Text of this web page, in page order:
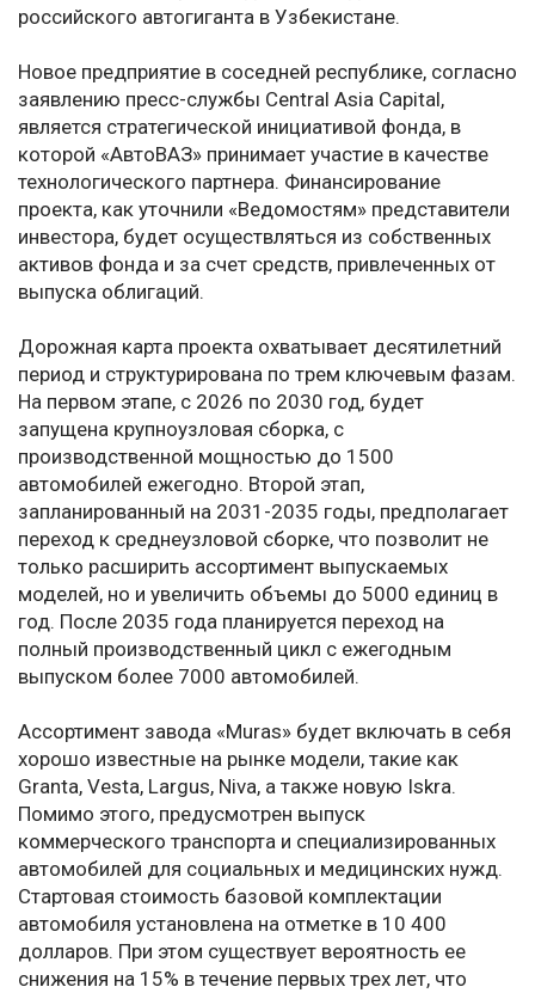
российского автогиганта в Узбекистане.
Новое предприятие в соседней республике, согласно
заявлению пресс-службы Central Asia Capital,
является стратегической инициативой фонда, в
которой «АвтоВАЗ» принимает участие в качестве
технологического партнера. Финансирование
проекта, как уточнили «Ведомостям» представители
инвестора, будет осуществляться из собственных
активов фонда и за счет средств, привлеченных от
выпуска облигаций.
Дорожная карта проекта охватывает десятилетний
период и структурирована по трем ключевым фазам.
На первом этапе, с 2026 по 2030 год, будет
запущена крупноузловая сборка, с
производственной мощностью до 1500
автомобилей ежегодно. Второй этап,
запланированный на 2031-2035 годы, предполагает
переход к среднеузловой сборке, что позволит не
только расширить ассортимент выпускаемых
моделей, но и увеличить объемы до 5000 единиц в
год. После 2035 года планируется переход на
полный производственный цикл с ежегодным
выпуском более 7000 автомобилей.
Ассортимент завода «Muras» будет включать в себя
хорошо известные на рынке модели, такие как
Granta, Vesta, Largus, Niva, а также новую Iskra.
Помимо этого, предусмотрен выпуск
коммерческого транспорта и специализированных
автомобилей для социальных и медицинских нужд.
Стартовая стоимость базовой комплектации
автомобиля установлена на отметке в 10 400
долларов. При этом существует вероятность ее
снижения на 15% в течение первых трех лет, что